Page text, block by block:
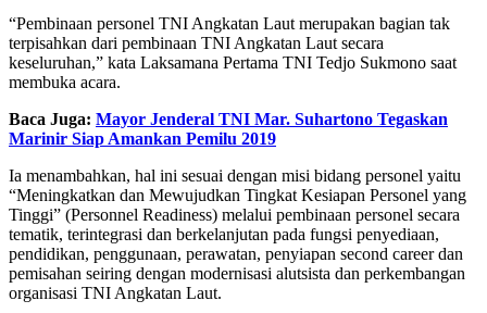
“Pembinaan personel TNI Angkatan Laut merupakan bagian tak
terpisahkan dari pembinaan TNI Angkatan Laut secara
keseluruhan,” kata Laksamana Pertama TNI Tedjo Sukmono saat
membuka acara.
Baca Juga: Mayor Jenderal TNI Mar. Suhartono Tegaskan
Marinir Siap Amankan Pemilu 2019
Ia menambahkan, hal ini sesuai dengan misi bidang personel yaitu
“Meningkatkan dan Mewujudkan Tingkat Kesiapan Personel yang
Tinggi” (Personnel Readiness) melalui pembinaan personel secara
tematik, terintegrasi dan berkelanjutan pada fungsi penyediaan,
pendidikan, penggunaan, perawatan, penyiapan second career dan
pemisahan seiring dengan modernisasi alutsista dan perkembangan
organisasi TNI Angkatan Laut.